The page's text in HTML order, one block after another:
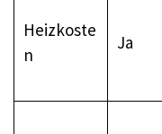
Heizkoste
n
Ja